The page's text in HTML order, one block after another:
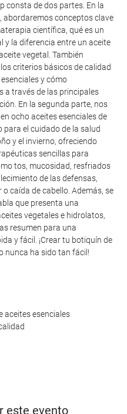
consta de dos partes. En la
abordaremos conceptos clave
científica, qué es un
y la diferencia entre un aceite
vegetal. También
criterios básicos de calidad
y cómo
a través de las principales
En la segunda parte, nos
ocho aceites esenciales de
para el cuidado de la salud
y el invierno, ofreciendo
sencillas para
tos, mucosidad, resfriados
de las defensas,
caída de cabello. Además, se
que presenta una
vegetales e hidrolatos,
resumen para una
y fácil. ¡Crear tu botiquín de
nunca ha sido tan fácil!
aceites esenciales
este evento